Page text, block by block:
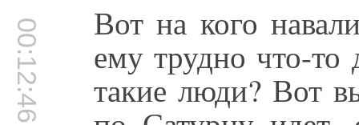
00:12:46 Вот на кого
ему трудно что-то
такие люди? Вот